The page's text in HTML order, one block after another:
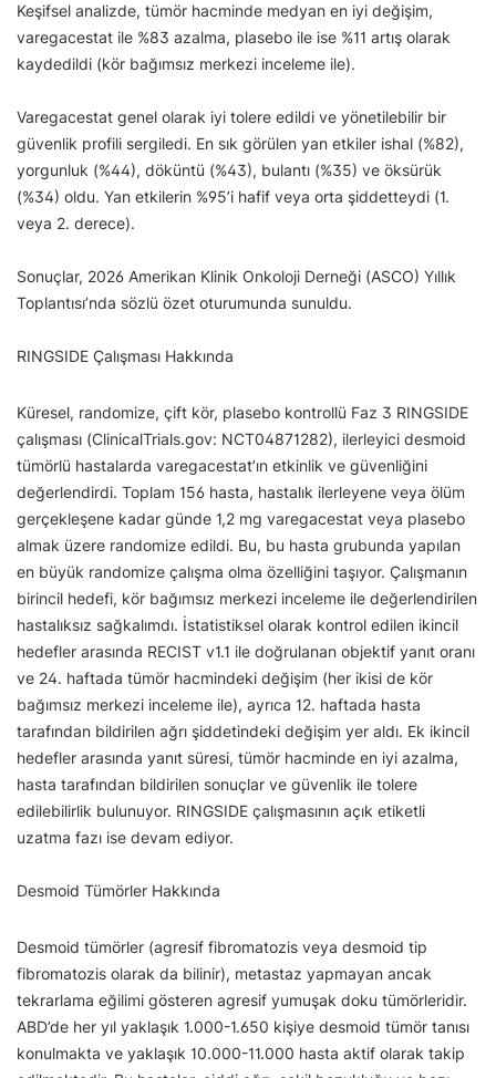
Keşifsel analizde, tümör hacminde medyan en iyi değişim,
varegacestat ile %83 azalma, plasebo ile ise %11 artış olarak
kaydedildi (kör bağımsız merkezi inceleme ile).
Varegacestat genel olarak iyi tolere edildi ve yönetilebilir bir
güvenlik profili sergiledi. En sık görülen yan etkiler ishal (%82),
yorgunluk (%44), döküntü (%43), bulantı (%35) ve öksürük
(%34) oldu. Yan etkilerin %95’i hafif veya orta şiddetteydi (1.
veya 2. derece).
Sonuçlar, 2026 Amerikan Klinik Onkoloji Derneği (ASCO) Yıllık
Toplantısı’nda sözlü özet oturumunda sunuldu.
RINGSIDE Çalışması Hakkında
Küresel, randomize, çift kör, plasebo kontrollü Faz 3 RINGSIDE
çalışması (ClinicalTrials.gov: NCT04871282), ilerleyici desmoid
tümörlü hastalarda varegacestat’ın etkinlik ve güvenliğini
değerlendirdi. Toplam 156 hasta, hastalık ilerleyene veya ölüm
gerçekleşene kadar günde 1,2 mg varegacestat veya plasebo
almak üzere randomize edildi. Bu, bu hasta grubunda yapılan
en büyük randomize çalışma olma özelliğini taşıyor. Çalışmanın
birincil hedefi, kör bağımsız merkezi inceleme ile değerlendirilen
hastalıksız sağkalımdı. İstatistiksel olarak kontrol edilen ikincil
hedefler arasında RECIST v1.1 ile doğrulanan objektif yanıt oranı
ve 24. haftada tümör hacmindeki değişim (her ikisi de kör
bağımsız merkezi inceleme ile), ayrıca 12. haftada hasta
tarafından bildirilen ağrı şiddetindeki değişim yer aldı. Ek ikincil
hedefler arasında yanıt süresi, tümör hacminde en iyi azalma,
hasta tarafından bildirilen sonuçlar ve güvenlik ile tolere
edilebilirlik bulunuyor. RINGSIDE çalışmasının açık etiketli
uzatma fazı ise devam ediyor.
Desmoid Tümörler Hakkında
Desmoid tümörler (agresif fibromatozis veya desmoid tip
fibromatozis olarak da bilinir), metastaz yapmayan ancak
tekrarlama eğilimi gösteren agresif yumuşak doku tümörleridir.
ABD’de her yıl yaklaşık 1.000-1.650 kişiye desmoid tümör tanısı
konulmakta ve yaklaşık 10.000-11.000 hasta aktif olarak takip